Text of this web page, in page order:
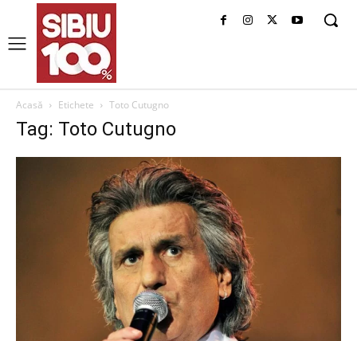
Acasă Etichete Toto Cutugno
Tag: Toto Cutugno